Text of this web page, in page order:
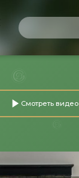
Смотреть видео